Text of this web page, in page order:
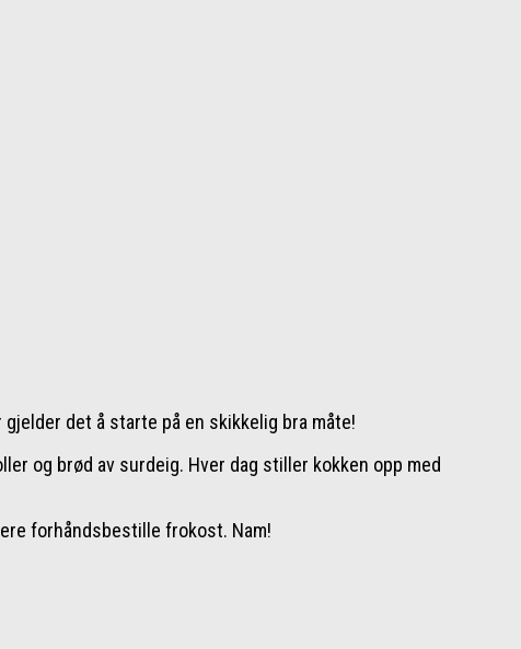
det å starte på en skikkelig bra måte!
og brød av surdeig. Hver dag stiller kokken opp med
forhåndsbestille frokost. Nam!